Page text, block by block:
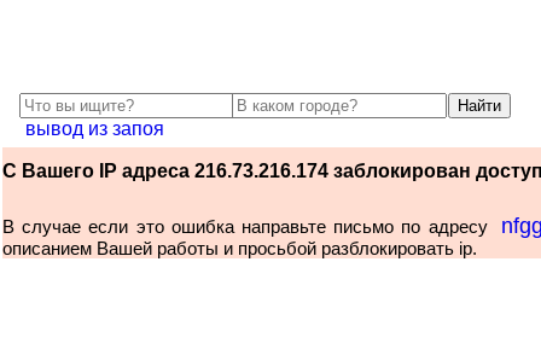
вывод из запоя
С Вашего IP адреса 216.73.216.174 заблокирован
В случае если это ошибка направьте письмо по адресу
описанием Вашей работы и просьбой разблокировать ip.